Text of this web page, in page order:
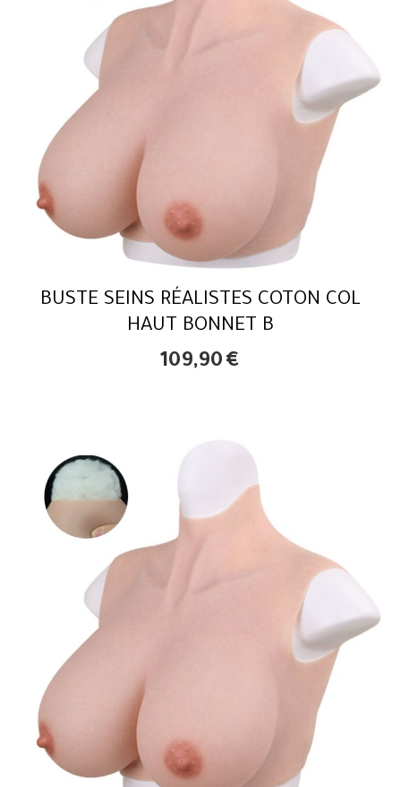
BUSTE SEINS RÉALISTES COTON COL
HAUT BONNET B
109,90 €